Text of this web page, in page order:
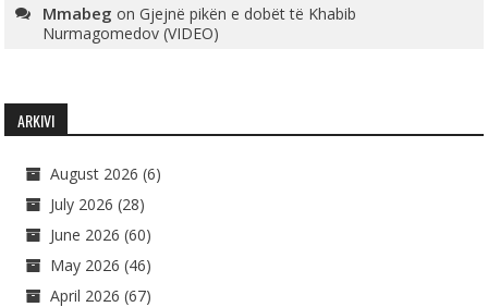
Mmabeg onGjejnë pikën e dobët të Khabib
Nurmagomedov (VIDEO)
ARKIVI
August 2026 (6)
July 2026 (28)
June 2026 (60)
May 2026 (46)
April 2026 (67)